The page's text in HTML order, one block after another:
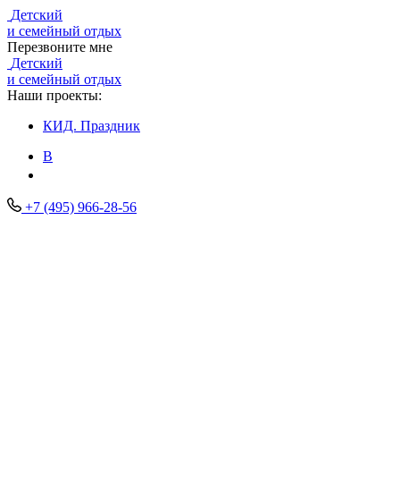
Детский
и семейный отдых
Перезвоните мне
Детский
и семейный отдых
Наши проекты:
КИД. Праздник
В
+7 (495) 966-28-56